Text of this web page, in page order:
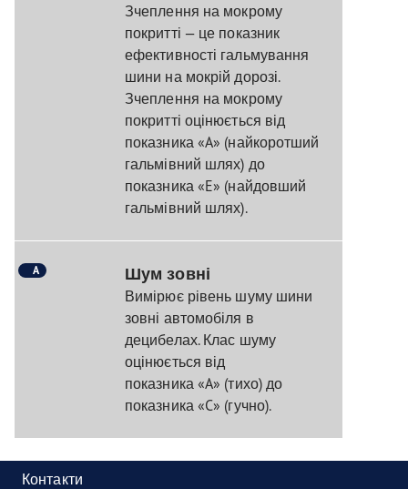
Зчеплення на мокрому
покритті — це показник
ефективності гальмування
шини на мокрій дорозі.
Зчеплення на мокрому
покритті оцінюється від
показника «A» (найкоротший
гальмівний шлях) до
показника «E» (найдовший
гальмівний шлях).
A Шум зовні
Вимірює рівень шуму шини
зовні автомобіля в
децибелах. Клас шуму
оцінюється від
показника «A» (тихо) до
показника «C» (гучно).
Контакти